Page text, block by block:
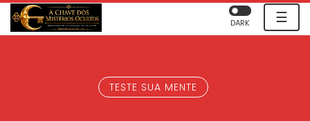
☰
DARK
TESTE SUA MENTE